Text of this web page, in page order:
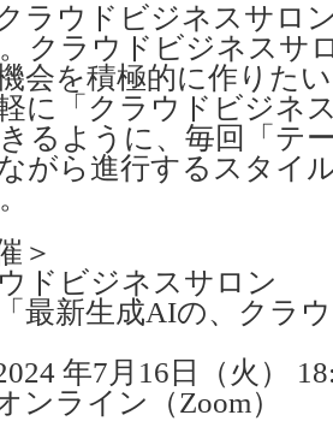
ラウドビジネスサロ
クラウドビジネスサ
会を積極的に作りた
に「クラウドビジネ
るように、毎回「テ
がら進行するスタイ
＞
ドビジネスサロン
最新生成AIの、クラ
年7月16日（火）
ライン（Zoom）